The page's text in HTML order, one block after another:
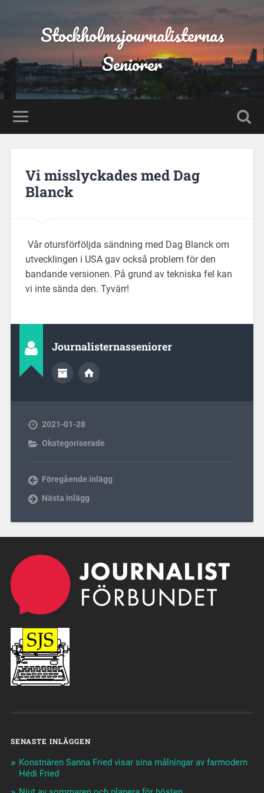
Stockholmsjournalisternas
Seniorer
Vi misslyckades med Dag
Blanck
Vår otursförföljda sändning med Dag Blanck om
utvecklingen i USA gav också problem för den
bandande versionen. På grund av tekniska fel kan
vi inte sända den. Tyvärr!
Journalisternasseniorer
2021-01-28
Okategoriserade
Föregående inlägg
Nästa inlägg
SENASTE INLÄGGEN
Konstnären Sanna Fried visar sina målningar av farmodern
Hédi Fried